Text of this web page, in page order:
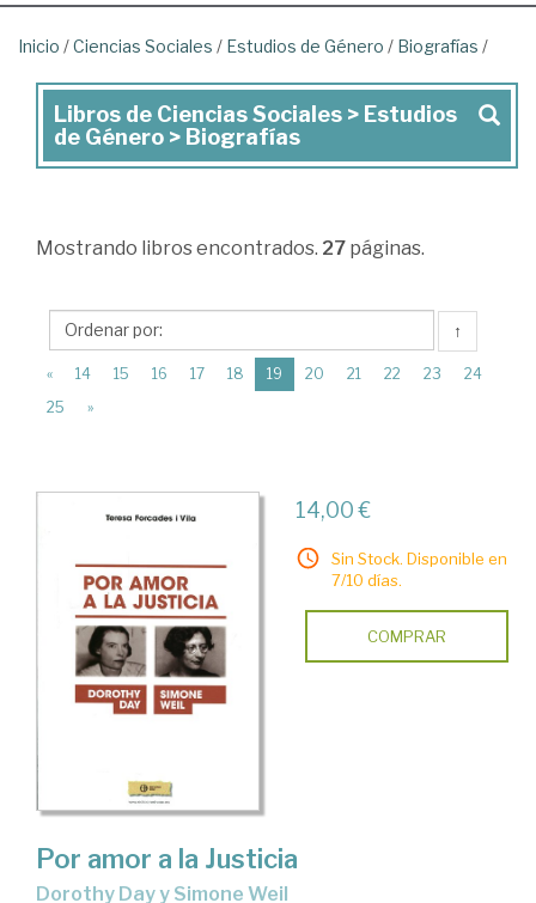
Inicio /Ciencias Sociales / Estudios de Género / Biografías /
Libros
de
Sociales
Estudios
de
Género
>
Libros de Ciencias Sociales > Estudios
de Género > Biografías
Mostrando libros encontrados. 27 páginas.
↑
« 14 15 16 17 18 19 (current)
20 21 22 23
24
25
»
14,00 €
Sin Stock. Disponible en
7/10 días.
COMPRAR
Por amor a la Justicia
Dorothy Day y Simone Weil